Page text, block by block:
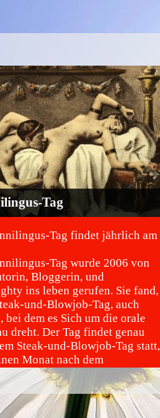
Tag
Tag findet jährlich am
Tag wurde 2006 von
Bloggerin, und
ins leben gerufen. Sie fand,
und-Blowjob-Tag, auch
bei dem es Sich um die orale
dreht. Der Tag findet genau
Steak-und-Blowjob-Tag statt,
Monat nach dem
wird.